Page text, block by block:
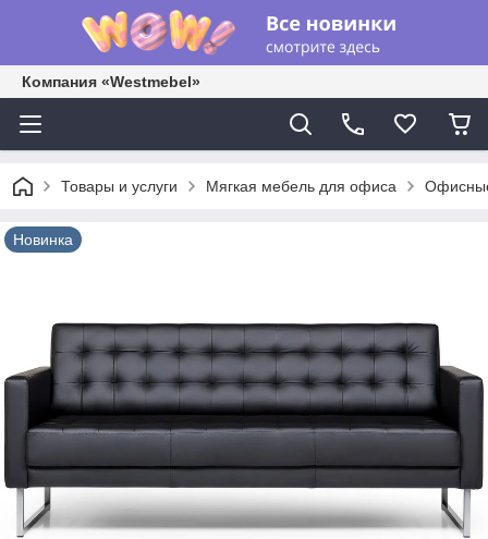
Компания «Westmebel»
Товары и услуги Мягкая мебель для офиса
Новинка